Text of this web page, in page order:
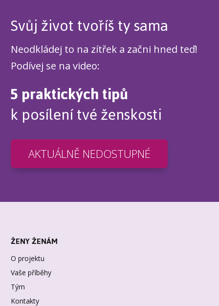
Svůj život tvoříš ty sama
Neodkládej to na zítřek a začni hned teď!
Podívej se na video:
5 praktických tipů
k posílení tvé ženskosti
AKTUÁLNĚ NEDOSTUPNÉ
ŽENY ŽENÁM
O projektu
Vaše příběhy
Tým
Kontakty